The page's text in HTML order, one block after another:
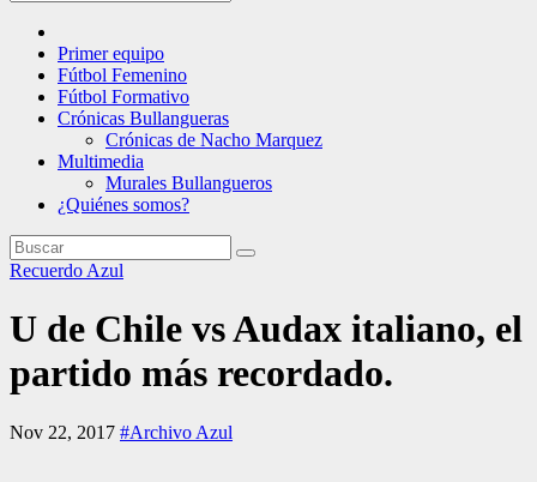
Primer equipo
Fútbol Femenino
Fútbol Formativo
Crónicas Bullangueras
Crónicas de Nacho Marquez
Multimedia
Murales Bullangueros
¿Quiénes somos?
Recuerdo Azul
U de Chile vs Audax italiano, el
partido más recordado.
Nov 22, 2017 #Archivo Azul